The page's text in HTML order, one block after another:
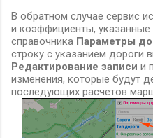
В обратном случае сервис
и коэффициенты, указанные
справочника Параметры
строку с указанием дороги
Редактирование записи и
изменения, которые будут
последующих расчетов